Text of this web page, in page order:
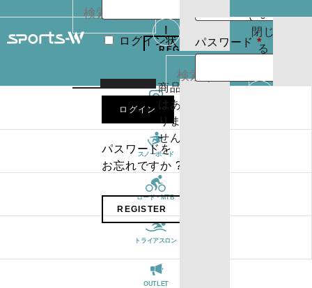
REGISTER
ログイン状
ログイン
パスワードを
お忘れですか ?
REGISTER
カー
トに
商品
はあ
りま
せん
パスワード*必
須
ログイン
( 0 )
閉じ
る
トに
ブランド
スノーボード
ロード・MTB
トライアスロン
OUTLET